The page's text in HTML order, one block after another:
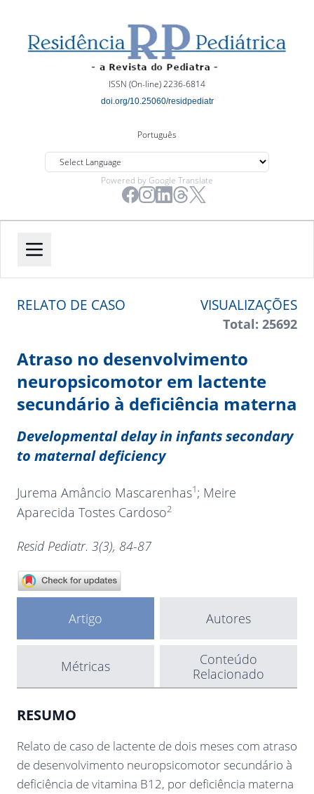
ISSN (On-line) 2236-6814
doi.org/10.25060/residpediatr
Português
Powered by Google Translate
RELATO DE CASO VISUALIZAÇÕES
Total: 25692
Atraso no desenvolvimento
neuropsicomotor em lactente
secundário à deficiência materna
Developmental delay in infants secondary
to maternal deficiency
Jurema Amâncio Mascarenhas1; Meire
Aparecida Tostes Cardoso2
Resid Pediatr. 3(3), 84-87
Artigo Autores
Métricas
Conteúdo
Relacionado
RESUMO
Relato de caso de lactente de dois meses com atraso
de desenvolvimento neuropsicomotor secundário à
deficiência de vitamina B12, por deficiência materna